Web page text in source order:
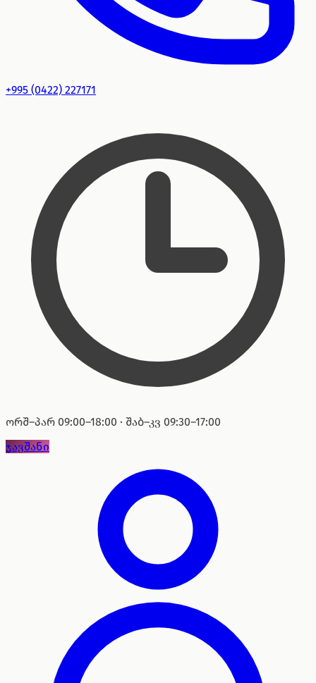
+995 (0422) 227171
ორშ–პარ 09:00–18:00 · შაბ–კვ 09:30–17:00
ჯავშანი